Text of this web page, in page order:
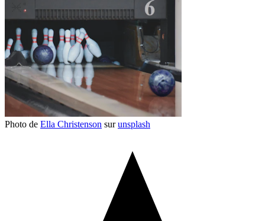
Photo de Ella Christenson surunsplash